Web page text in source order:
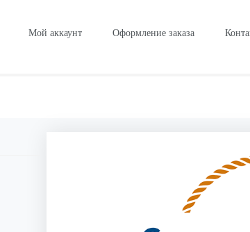
Мой аккаунт Оформление заказа